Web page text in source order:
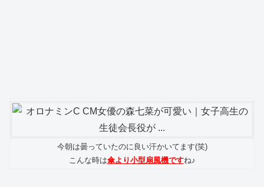
今朝は曇っていたのに良い汗かいてます(笑)
こんな時は傘より小型扇風機ですね♪